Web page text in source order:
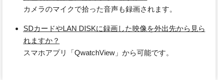
カメラのマイクで拾った音声も録画されます。
SDカードやLAN DISKに録画した映像を外出先から見ら
れますか？
スマホアプリ「QwatchView」から可能です。